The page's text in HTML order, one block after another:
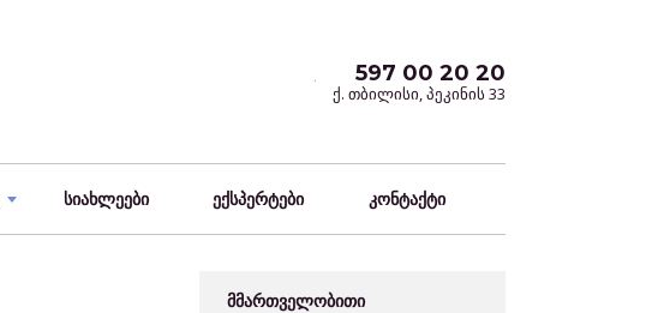
597 00 20 20
ქ. თბილისი, პეკინის 33
სიახლეები ექსპერტები კონტაქტი
მმართველობითი